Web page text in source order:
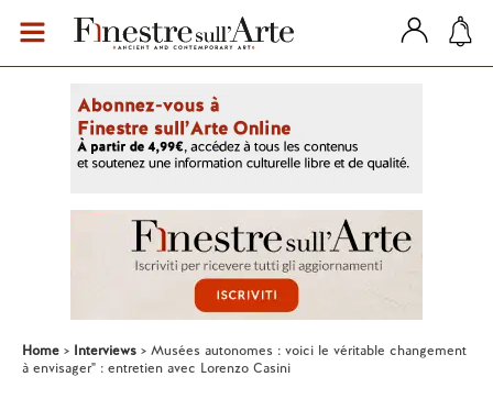
Home Interviews
Musées autonomes : voici le véritable changement
à envisager" : entretien avec Lorenzo Casini